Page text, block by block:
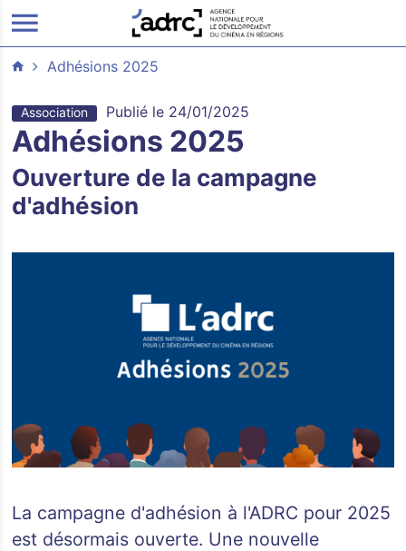
ALLER AU CONTENU PRINCIPAL
Adhésions 2025
Association Publié le 24/01/2025
Adhésions 2025
Ouverture de la campagne
d'adhésion
La campagne d'adhésion à l'ADRC pour 2025
est désormais ouverte. Une nouvelle